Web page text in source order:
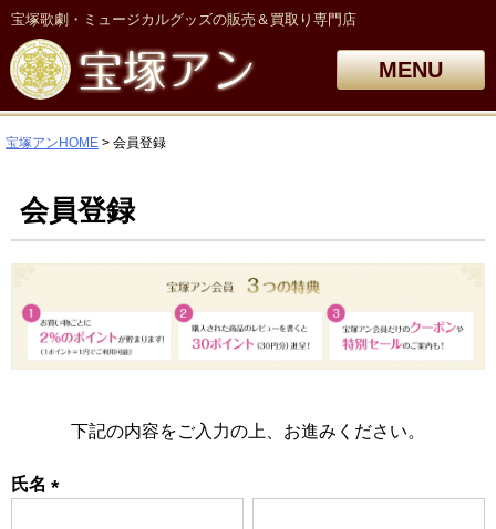
宝塚歌劇・ミュージカルグッズの販売＆買取り専門店
MENU
宝塚アンHOME 会員登録
会員登録
下記の内容をご入力の上、お進みください。
氏名